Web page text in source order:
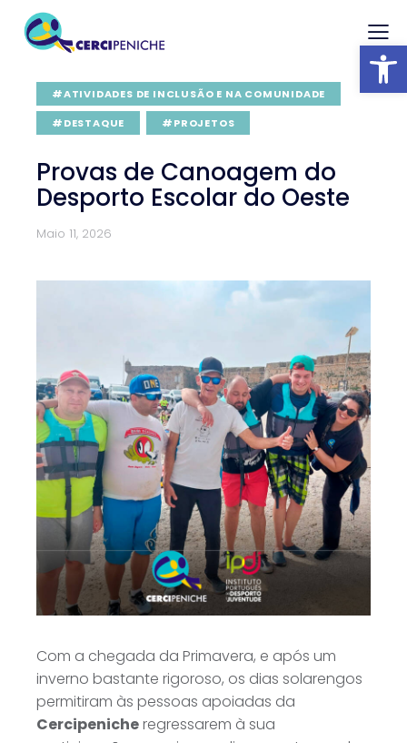
Abrir barra
#ATIVIDADES DE INCLUSÃO E NA COMUNIDADE
#DESTAQUE
#PROJETOS
Provas de Canoagem do
Desporto Escolar do Oeste
Maio 11, 2026
Com a chegada da Primavera, e após um
inverno bastante rigoroso, os dias solarengos
permitiram às pessoas apoiadas da
Cercipenicheregressarem à sua